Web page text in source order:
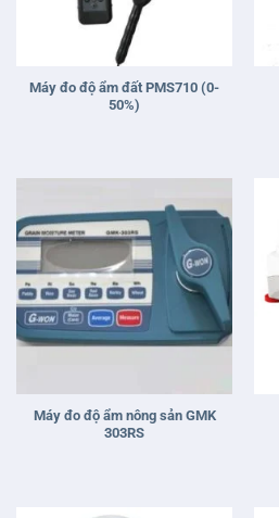
Máy đo độ ẩm đất PMS710 (0-
50%)
Máy đo độ ẩm nông sản GMK
303RS